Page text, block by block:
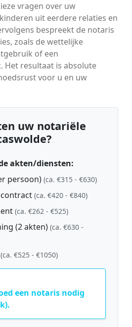
vragen over uw
uit eerdere relaties en
bespreekt de notaris
zoals de wettelijke
of een
Het resultaat is absolute
voor u en uw
uw notariële
akten/diensten:
persoon) (ca. €315 - €630)
(ca. €420 - €840)
(ca. €262 - €525)
(2 akten) (ca. €630 -
(ca. €525 - €1050)
een notaris nodig